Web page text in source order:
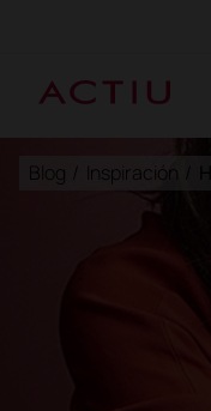
Blog / Inspiración